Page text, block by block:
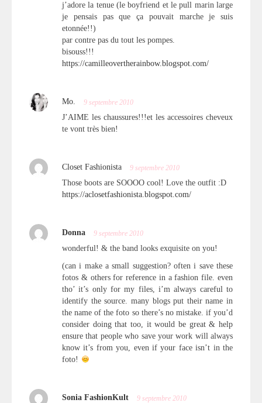
j’adore la tenue (le boyfriend et le pull marin large
je pensais pas que ça pouvait marche je suis
etonnée!!)
par contre pas du tout les pompes.
bisouss!!!
https://camilleovertherainbow.blogspot.com/
Mo. 9 septembre 2010
J’AIME les chaussures!!!et les accessoires cheveux
te vont très bien!
Closet Fashionista 9 septembre 2010
Those boots are SOOOO cool! Love the outfit :D
https://aclosetfashionista.blogspot.com/
Donna 9 septembre 2010
wonderful! & the band looks exquisite on you!
(can i make a small suggestion? often i save these
fotos & others for reference in a fashion file. even
tho’ it’s only for my files, i’m always careful to
identify the source. many blogs put their name in
the name of the foto so there’s no mistake. if you’d
consider doing that too, it would be great & help
ensure that people who save your work will always
know it’s from you, even if your face isn’t in the
foto!
Sonia FashionKult 9 septembre 2010